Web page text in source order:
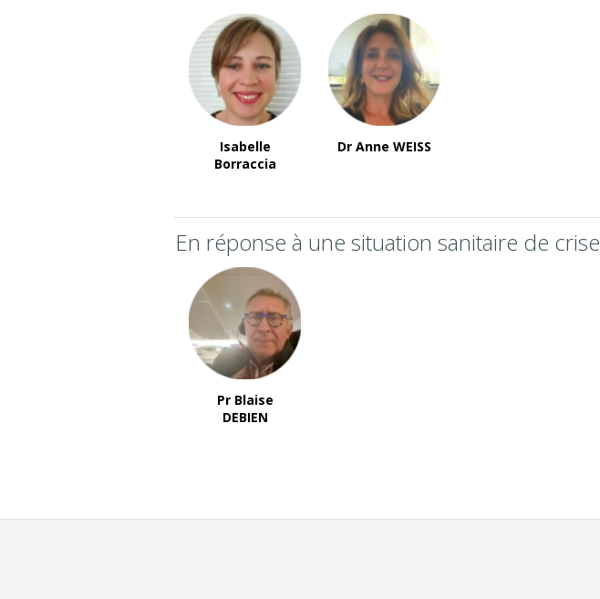
Isabelle
Borraccia
Dr Anne WEISS
En réponse à une situation sanitaire de crise
Pr Blaise
DEBIEN